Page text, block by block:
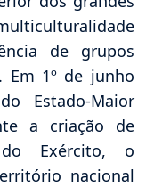
de grupos
Em 1º de junho
Estado-Maior
a criação de
Exército, o
nacional